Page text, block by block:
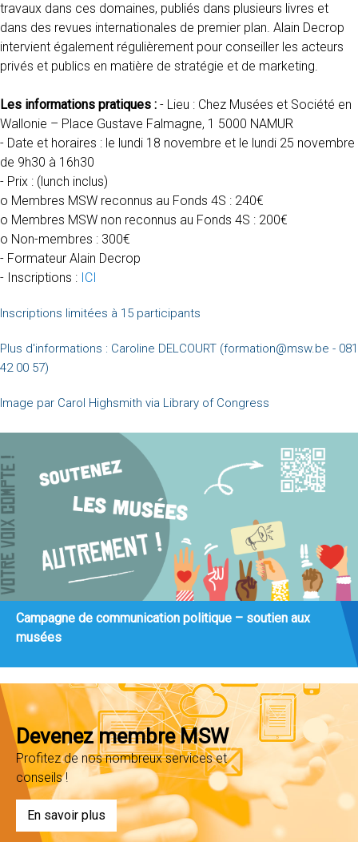
travaux dans ces domaines, publiés dans plusieurs livres et
dans des revues internationales de premier plan. Alain Decrop
intervient également régulièrement pour conseiller les acteurs
privés et publics en matière de stratégie et de marketing.
Les informations pratiques : - Lieu : Chez Musées et Société en
Wallonie – Place Gustave Falmagne, 1 5000 NAMUR
- Date et horaires : le lundi 18 novembre et le lundi 25 novembre
de 9h30 à 16h30
- Prix : (lunch inclus)
o Membres MSW reconnus au Fonds 4S : 240€
o Membres MSW non reconnus au Fonds 4S : 200€
o Non-membres : 300€
- Formateur Alain Decrop
- Inscriptions : ICI
Inscriptions limitées à 15 participants
Plus d'informations : Caroline DELCOURT (formation@msw.be - 081
42 00 57)
Image par Carol Highsmith via Library of Congress
Campagne de communication politique – soutien aux
musées
Devenez membre MSW
Profitez de nos nombreux services et
conseils !
En savoir plus